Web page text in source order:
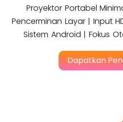
Proyektor Portabel
Pencerminan Layar | Input
Sistem Android | Fokus
Dapatkan